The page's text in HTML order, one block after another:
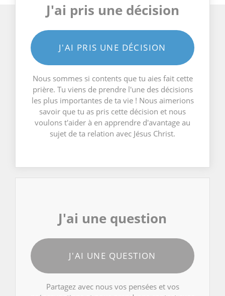
J'ai pris une décision
J'AI PRIS UNE DÉCISION
Nous sommes si contents que tu aies fait cette
prière. Tu viens de prendre l'une des décisions
les plus importantes de ta vie ! Nous aimerions
savoir que tu as pris cette décision et nous
voulons t'aider à en apprendre d'avantage au
sujet de ta relation avec Jésus Christ.
J'ai une question
J'AI UNE QUESTION
Partagez avec nous vos pensées et vos